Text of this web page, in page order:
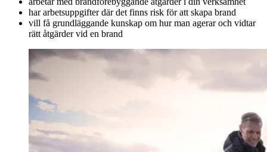
har arbetsuppgifter där det finns risk för att skapa brand
vill få grundläggande kunskap om hur man agerar och vidtar
rätt åtgärder vid en brand